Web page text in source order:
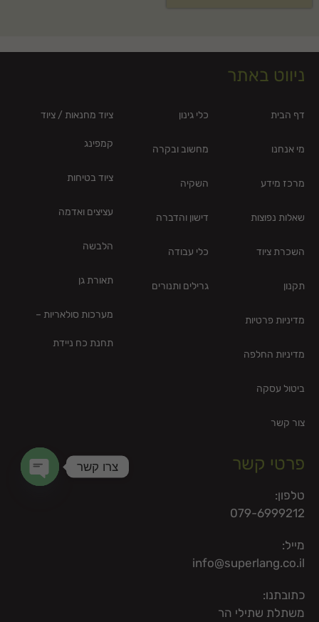
ניווט באתר
דף הבית
מי אנחנו
מרכז מידע
שאלות נפוצות
השכרת ציוד
תקנון
מדיניות פרטיות
מדיניות החלפה
ביטול עסקה
צור קשר
כלי גינון
מחשוב ובקרה
השקיה
דישון והדברה
כלי עבודה
גרילים ותנורים
ציוד מחנאות / ציוד
קמפינג
ציוד בטיחות
עציצים ואדמה
הלבשה
תאורת גן
מערכות סולאריות –
תחנת כח ניידת
פרטי קשר
טלפון:
079-6999212
מייל:
info@superlang.co.il
כתובתנו:
משתלת שתילי הר
צרו קשר